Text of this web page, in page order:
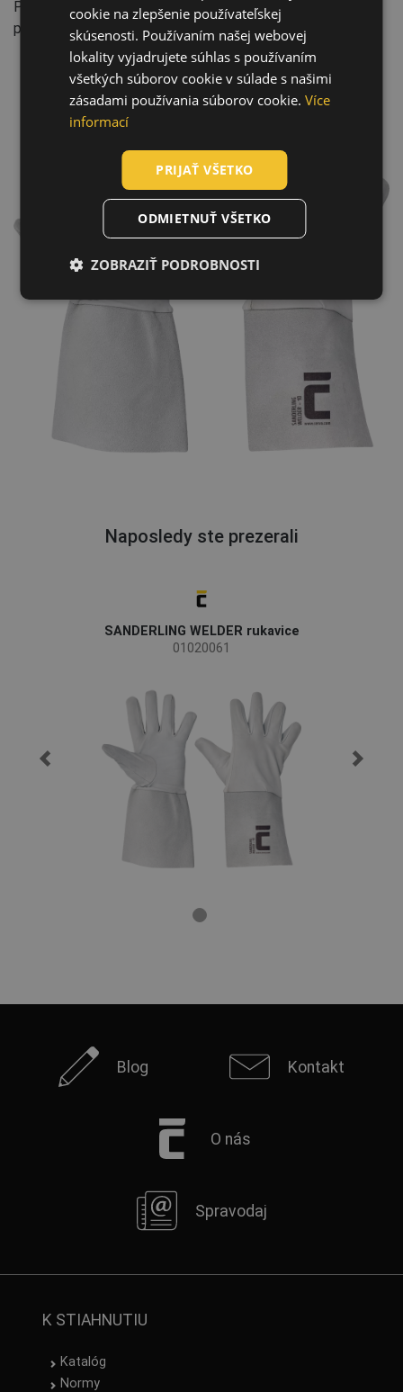
Priemysel: Ťažký priemysel, Strojárstvo, Automobilový
priemysel, Baníctvo a ťažba, Stavba
Naposledy ste prezerali
SANDERLING WELDER rukavice
01020061
Blog Kontakt
O nás
Spravodaj
K STIAHNUTIU
Katalóg
Normy
SLOVAK
ROMANIAN
SPANISH
cookie na zlepšenie používateľskej
skúsenosti. Používaním našej webovej
lokality vyjadrujete súhlas s používaním
všetkých súborov cookie v súlade s našimi
zásadami používania súborov cookie. Více
informací
PRIJAŤ VŠETKO
ODMIETNUŤ VŠETKO
ZOBRAZIŤ PODROBNOSTI